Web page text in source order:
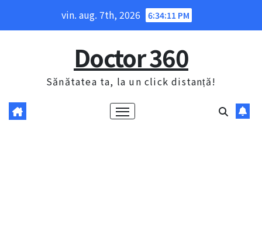
vin. aug. 7th, 2026 6:34:12 PM
Doctor 360
Sănătatea ta, la un click distanță!